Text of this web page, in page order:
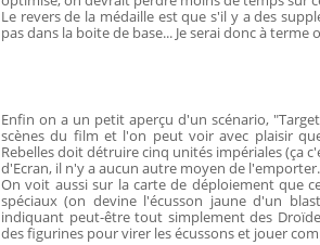
Le revers de la médaille est que s'il y a des
pas dans la boite de base... Je serai donc à terme
Enfin on a un petit aperçu d'un scénario,
scènes du film et l'on peut voir avec plaisir
Rebelles doit détruire cinq unités impériales (ça
d'Ecran, il n'y a aucun autre moyen de l'emporter.
On voit aussi sur la carte de déploiement que
spéciaux (on devine l'écusson jaune d'un
indiquant peut-être tout simplement des
des figurines pour virer les écussons et jouer